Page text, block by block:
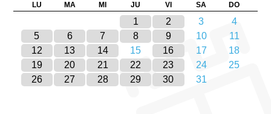
LU MA MI JU VI SA DO
1 2 3
4
5
6 7 8 9 10
11
12
13 14 15 16 17
18
19
20 21 22 23 24
25
26
27 28 29 30 31